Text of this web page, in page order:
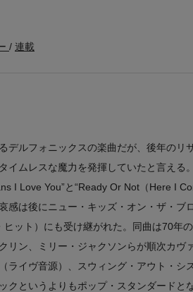
連載
デルフォニックスの楽曲だが、後年のリ
イムレスな魔力を発揮していたと言え
I Love You”と“Ready Or Not（Here I
感は後にニュー・キッズ・オン・ザ・ブ
ット）にも受け継がれた。同曲は70年
リン、ミリー・ジャクソンらが順次カヴ
ライヴ音源）、スウィング・アウト・シ
クというよりもポップ・スタンダードと